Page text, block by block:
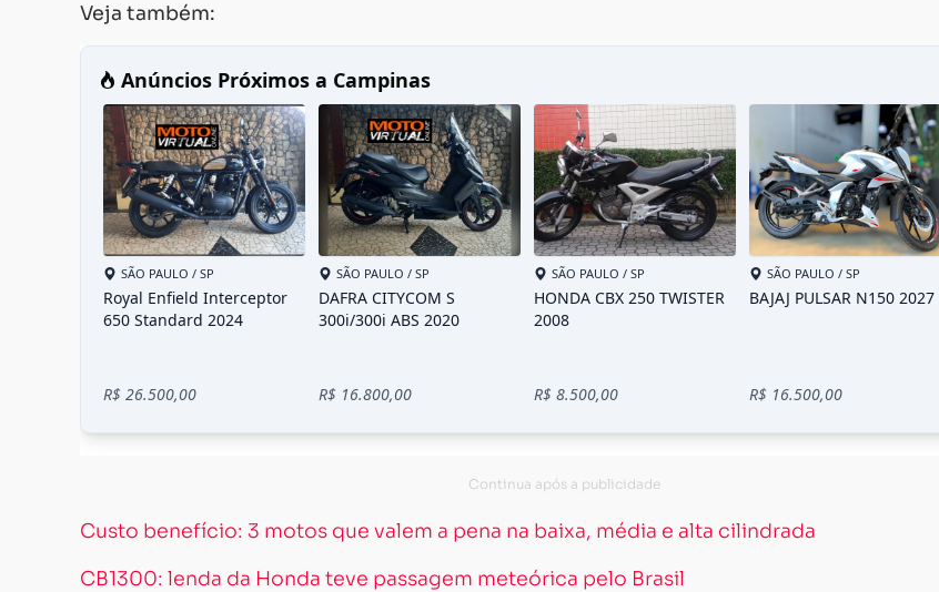
Veja também:
Custo benefício: 3 motos que valem a pena na baixa, média e alta cilindrada
CB1300: lenda da Honda teve passagem meteórica pelo Brasil
Carregando...
Carregando...